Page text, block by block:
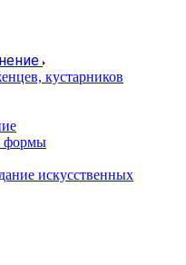
кустарников
формы
искусственных